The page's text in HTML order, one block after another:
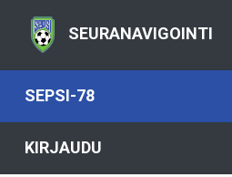
SEURANAVIGOINTI
SEPSI-78
KIRJAUDU